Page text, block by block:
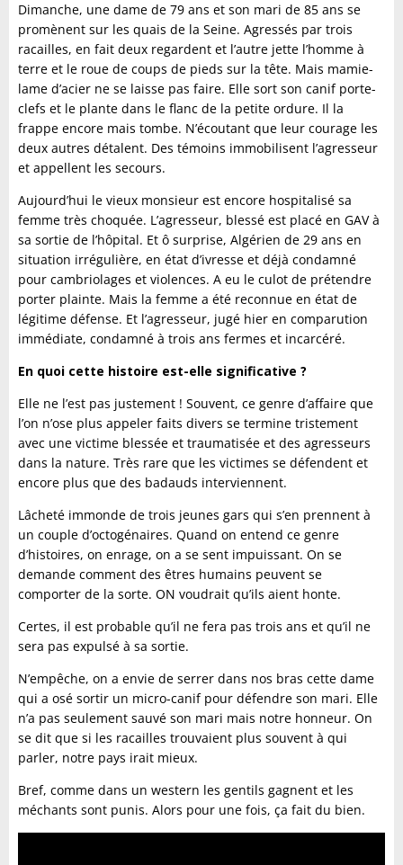
Dimanche, une dame de 79 ans et son mari de 85 ans se
promènent sur les quais de la Seine. Agressés par trois
racailles, en fait deux regardent et l’autre jette l’homme à
terre et le roue de coups de pieds sur la tête. Mais mamie-
lame d’acier ne se laisse pas faire. Elle sort son canif porte-
clefs et le plante dans le flanc de la petite ordure. Il la
frappe encore mais tombe. N’écoutant que leur courage les
deux autres détalent. Des témoins immobilisent l’agresseur
et appellent les secours.
Aujourd’hui le vieux monsieur est encore hospitalisé sa
femme très choquée. L’agresseur, blessé est placé en GAV à
sa sortie de l’hôpital. Et ô surprise, Algérien de 29 ans en
situation irrégulière, en état d’ivresse et déjà condamné
pour cambriolages et violences. A eu le culot de prétendre
porter plainte. Mais la femme a été reconnue en état de
légitime défense. Et l’agresseur, jugé hier en comparution
immédiate, condamné à trois ans fermes et incarcéré.
En quoi cette histoire est-elle significative ?
Elle ne l’est pas justement ! Souvent, ce genre d’affaire que
l’on n’ose plus appeler faits divers se termine tristement
avec une victime blessée et traumatisée et des agresseurs
dans la nature. Très rare que les victimes se défendent et
encore plus que des badauds interviennent.
Lâcheté immonde de trois jeunes gars qui s’en prennent à
un couple d’octogénaires. Quand on entend ce genre
d’histoires, on enrage, on a se sent impuissant. On se
demande comment des êtres humains peuvent se
comporter de la sorte. ON voudrait qu’ils aient honte.
Certes, il est probable qu’il ne fera pas trois ans et qu’il ne
sera pas expulsé à sa sortie.
N’empêche, on a envie de serrer dans nos bras cette dame
qui a osé sortir un micro-canif pour défendre son mari. Elle
n’a pas seulement sauvé son mari mais notre honneur. On
se dit que si les racailles trouvaient plus souvent à qui
parler, notre pays irait mieux.
Bref, comme dans un western les gentils gagnent et les
méchants sont punis. Alors pour une fois, ça fait du bien.